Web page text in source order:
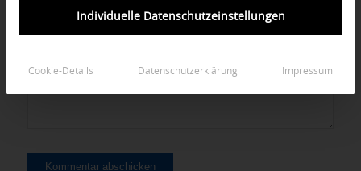
Individuelle Datenschutzeinstellungen
Cookie-Details Datenschutzerklärung Impressum